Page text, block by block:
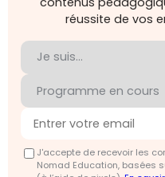
réussite de vos
J'accepte de recevoir les
Nomad Education, basées